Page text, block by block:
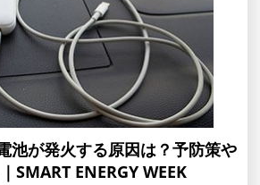
池が発火する原因は？予防策や
SMART ENERGY WEEK